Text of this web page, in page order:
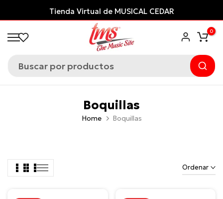
al
contenido
Tienda Virtual de MUSICAL CEDAR
0
Boquillas
Home Boquillas
Ordenar